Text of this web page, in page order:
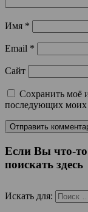
Имя *
Email *
Сайт
Сохранить моё
последующих моих
Если Вы что-
поискать здесь
Искать для: